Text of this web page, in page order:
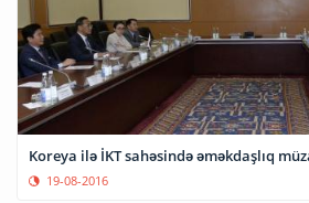
Koreya ilə İKT sahəsində əməkdaşlıq
19-08-2016